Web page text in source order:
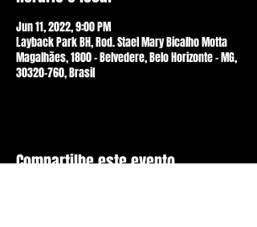
Jun 11, 2022, 9:00 PM
Layback Park BH, Rod. Stael Mary Bicalho Motta
Magalhães, 1800 - Belvedere, Belo Horizonte - MG,
30320-760, Brasil
Compartilhe este evento